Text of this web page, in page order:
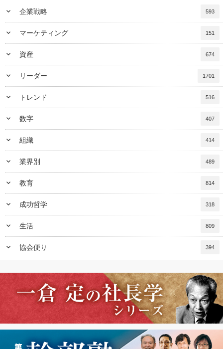
keyboard_arrow_down 企業戦略 593
keyboard_arrow_down マーケティング 151
keyboard_arrow_down 資産 674
keyboard_arrow_down リーダー 1701
keyboard_arrow_down トレンド 516
keyboard_arrow_down 数字 407
keyboard_arrow_down 組織 414
keyboard_arrow_down 業界別 489
keyboard_arrow_down 教育 814
keyboard_arrow_down 成功哲学 318
keyboard_arrow_down 生活 809
keyboard_arrow_down 協会便り 394